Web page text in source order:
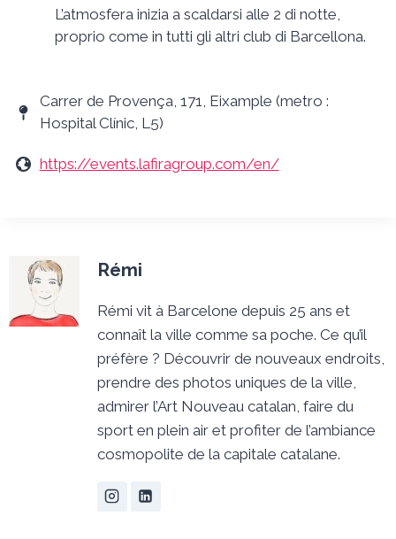
L’atmosfera inizia a scaldarsi alle 2 di notte,
proprio come in tutti gli altri club di Barcellona.
Carrer de Provença, 171, Eixample (metro :
Hospital Clínic, L5)
https://events.lafiragroup.com/en/
Rémi
Rémi vit à Barcelone depuis 25 ans et
connaît la ville comme sa poche. Ce qu’il
préfère ? Découvrir de nouveaux endroits,
prendre des photos uniques de la ville,
admirer l’Art Nouveau catalan, faire du
sport en plein air et profiter de l’ambiance
cosmopolite de la capitale catalane.